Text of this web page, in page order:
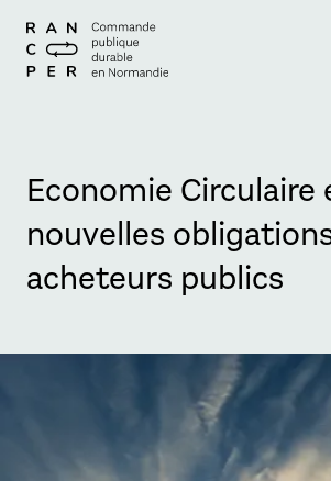
Economie Circulaire
nouvelles
acheteurs publics